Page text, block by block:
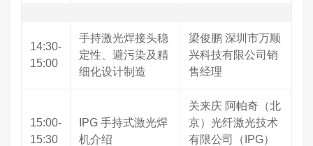
14:30-
15:00
手持激光焊接头稳
定性、避污染及精
细化设计制造
梁俊鹏 深圳市万顺
兴科技有限公司销
售经理
15:00-
15:30
IPG 手持式激光焊
机介绍
关来庆 阿帕奇（北
京）光纤激光技术
有限公司（IPG）